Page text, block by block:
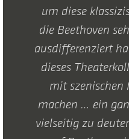
um diese
die Beethoven
ausdifferenziert
dieses
mit
machen … ein
vielseitig zu